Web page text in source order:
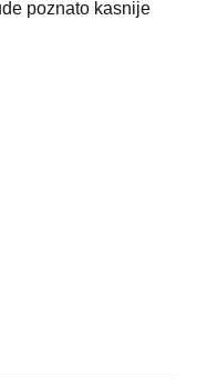
poznato kasnije